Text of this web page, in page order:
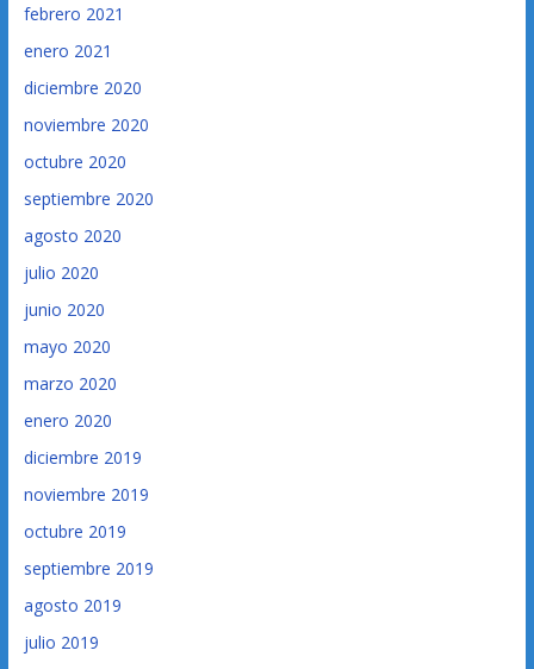
febrero 2021
enero 2021
diciembre 2020
noviembre 2020
octubre 2020
septiembre 2020
agosto 2020
julio 2020
junio 2020
mayo 2020
marzo 2020
enero 2020
diciembre 2019
noviembre 2019
octubre 2019
septiembre 2019
agosto 2019
julio 2019